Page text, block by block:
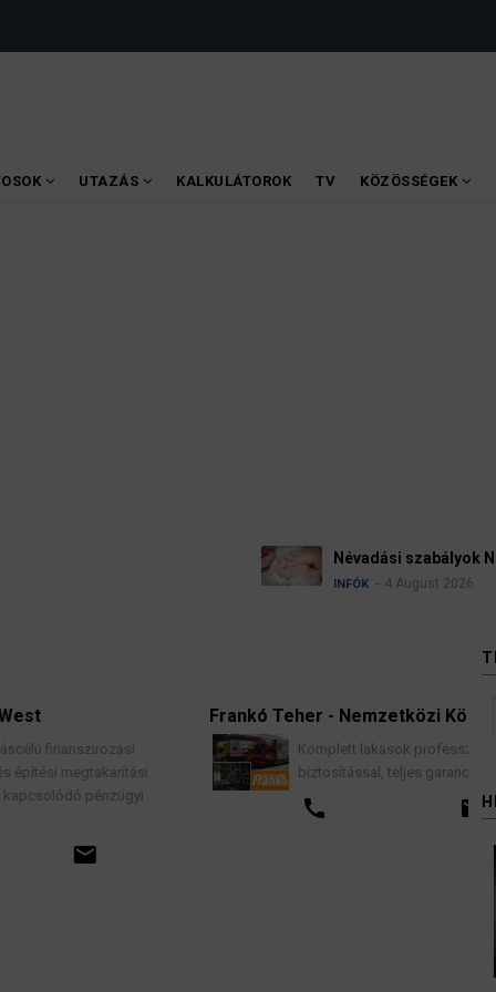
UTAZÁS KALKULÁTOROK TV KÖZÖSSÉGEK
kellene
Frankó Teher - Nemzetközi Költöztetés
Komplett lakások professzionális költöztetése
biztosítással, teljes garancia vállalással.
email